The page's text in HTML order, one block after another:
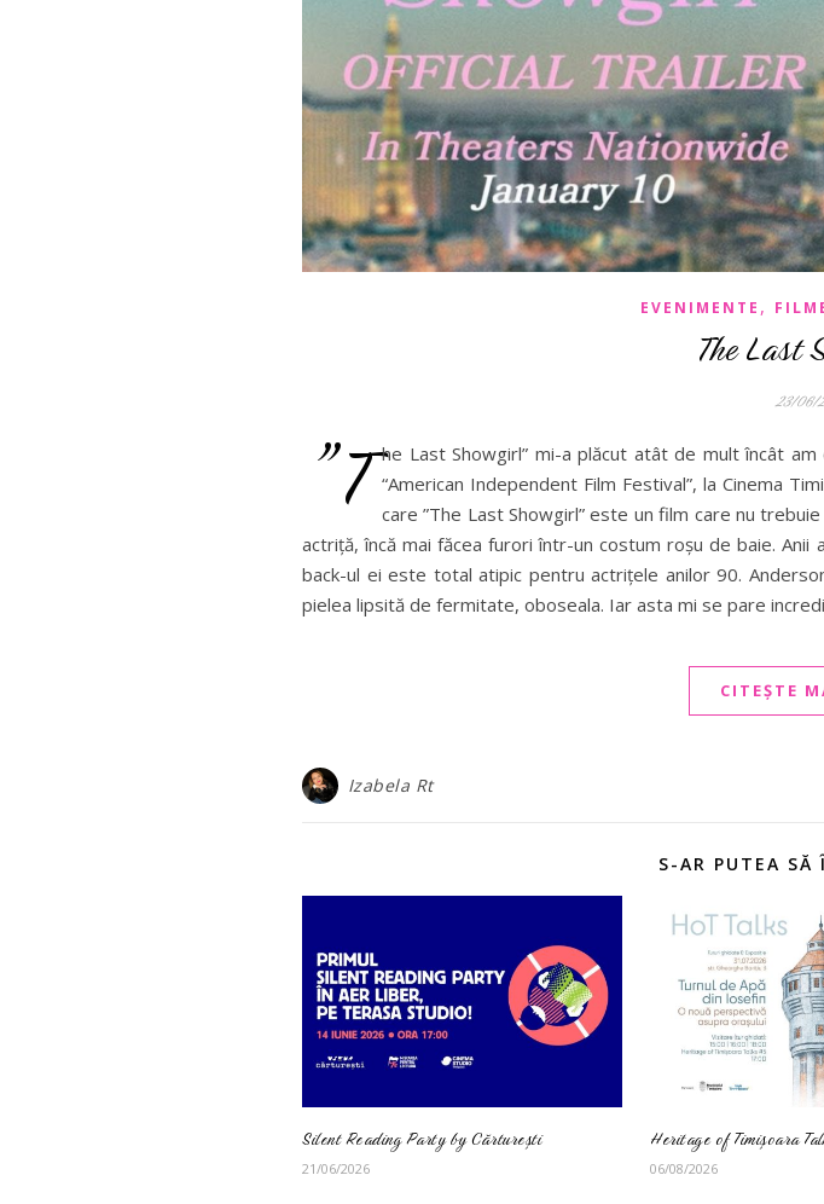
EVENIMENTE ,
The Last
23/06/
”T he Last Showgirl” mi-a plăcut atât de mult încât
“American Independent Film Festival”, la Cinema
care ”The Last Showgirl” este un film care nu
actriță, încă mai făcea furori într-un costum roșu de baie.
back-ul ei este total atipic pentru actrițele anilor 90.
pielea lipsită de fermitate, oboseala. Iar asta mi se pare
CITEȘTE
Izabela Rt
S-AR PUTEA SĂ
Silent Reading Party by Cărturești
21/06/2026
Heritage of Timișoara
06/08/2026